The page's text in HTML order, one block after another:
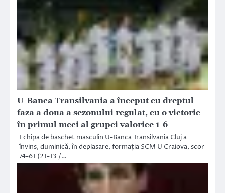
U-Banca Transilvania a început cu dreptul
faza a doua a sezonului regulat, cu o victorie
în primul meci al grupei valorice 1-6
Echipa de baschet masculin U-Banca Transilvania Cluj a
învins, duminică, în deplasare, formația SCM U Craiova, scor
74-61 (21-13 /…